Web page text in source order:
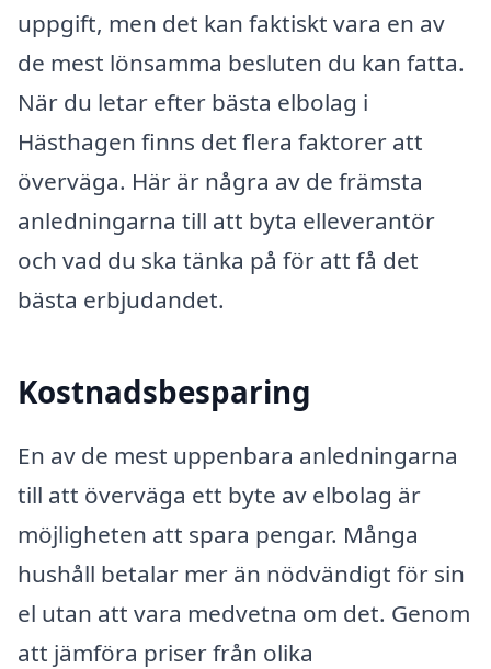
uppgift, men det kan faktiskt vara en av
de mest lönsamma besluten du kan fatta.
När du letar efter bästa elbolag i
Hästhagen finns det flera faktorer att
överväga. Här är några av de främsta
anledningarna till att byta elleverantör
och vad du ska tänka på för att få det
bästa erbjudandet.
Kostnadsbesparing
En av de mest uppenbara anledningarna
till att överväga ett byte av elbolag är
möjligheten att spara pengar. Många
hushåll betalar mer än nödvändigt för sin
el utan att vara medvetna om det. Genom
att jämföra priser från olika